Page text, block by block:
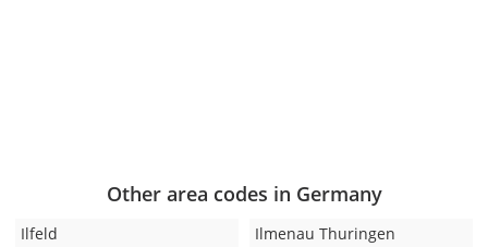
Other area codes in Germany
Ilfeld Ilmenau Thuringen